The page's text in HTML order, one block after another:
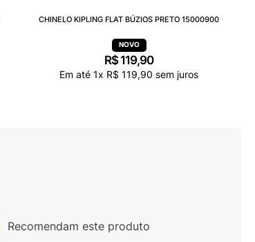
CHINELO KIPLING FLAT BÚZIOS PRETO 15000900
R$ 119,90
Em até 1x R$ 119,90 sem juros
Recomendam este produto